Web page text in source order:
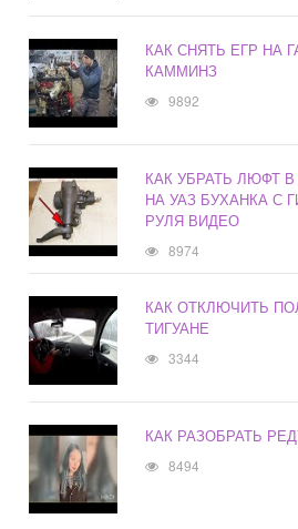
КАК СНЯТЬ ЕГР НА
КАММИНЗ
9892
КАК УБРАТЬ ЛЮФТ
НА УАЗ БУХАНКА С
РУЛЯ ВИДЕО
8974
КАК ОТКЛЮЧИТЬ
ТИГУАНЕ
3344
КАК РАЗОБРАТЬ
8494